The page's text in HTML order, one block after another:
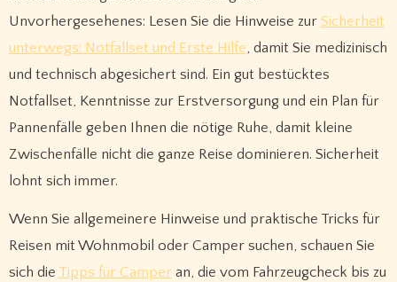
Unvorhergesehenes: Lesen Sie die Hinweise zur Sicherheit
unterwegs: Notfallset und Erste Hilfe, damit Sie medizinisch
und technisch abgesichert sind. Ein gut bestücktes
Notfallset, Kenntnisse zur Erstversorgung und ein Plan für
Pannenfälle geben Ihnen die nötige Ruhe, damit kleine
Zwischenfälle nicht die ganze Reise dominieren. Sicherheit
lohnt sich immer.
Wenn Sie allgemeinere Hinweise und praktische Tricks für
Reisen mit Wohnmobil oder Camper suchen, schauen Sie
sich die Tipps für Camperan, die vom Fahrzeugcheck bis zu